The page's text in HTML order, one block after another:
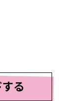
る